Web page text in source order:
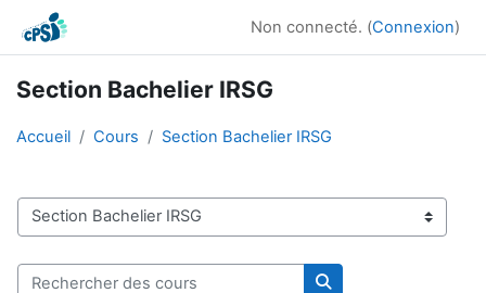
Passer au contenu principal
Non connecté. (Connexion)
Section Bachelier IRSG
Accueil Cours Section Bachelier IRSG
Catégories de cours
Rechercher des cours